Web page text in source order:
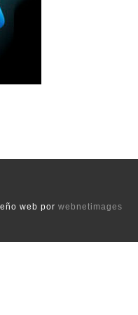
web por webnetimages